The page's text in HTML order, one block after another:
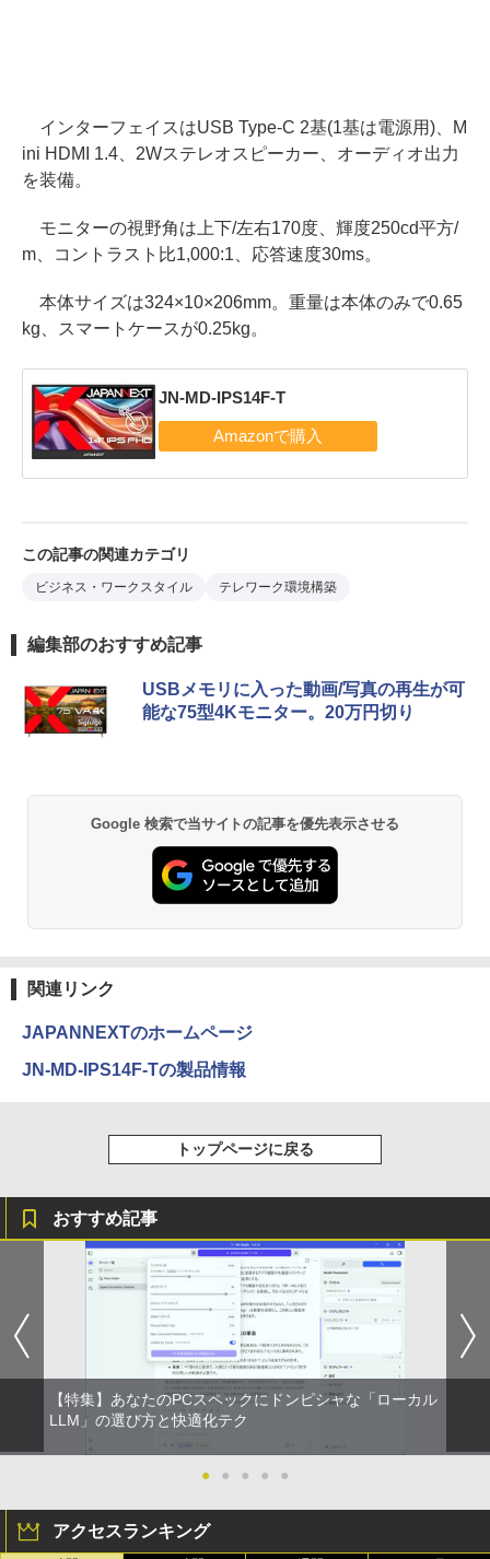
インターフェイスはUSB Type-C 2基(1基は電源用)、M
ini HDMI 1.4、2Wステレオスピーカー、オーディオ出力
を装備。
モニターの視野角は上下/左右170度、輝度250cd平方/
m、コントラスト比1,000:1、応答速度30ms。
本体サイズは324×10×206mm。重量は本体のみで0.65
kg、スマートケースが0.25kg。
JN-MD-IPS14F-T
この記事の関連カテゴリ
ビジネス・ワークスタイル テレワーク環境構築
編集部のおすすめ記事
USBメモリに入った動画/写真の再生が可
能な75型4Kモニター。20万円切り
Google 検索で当サイトの記事を優先表示させる
関連リンク
JAPANNEXTのホームページ
JN-MD-IPS14F-Tの製品情報
トップページに戻る
おすすめ記事
【特集】あなたのPCスペックにドンピシャな「ローカル
LLM」の選び方と快適化テク
● ● ● ● ●
アクセスランキング